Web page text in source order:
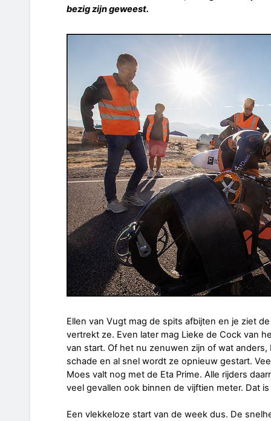
bezig zijn geweest.
Ellen van Vugt mag de spits afbijten en je ziet
vertrekt ze. Even later mag Lieke de Cock van
van start. Of het nu zenuwen zijn of wat
schade en al snel wordt ze opnieuw gestart.
Moes valt nog met de Eta Prime. Alle rijders
veel gevallen ook binnen de vijftien meter. Dat
Een vlekkeloze start van de week dus. De